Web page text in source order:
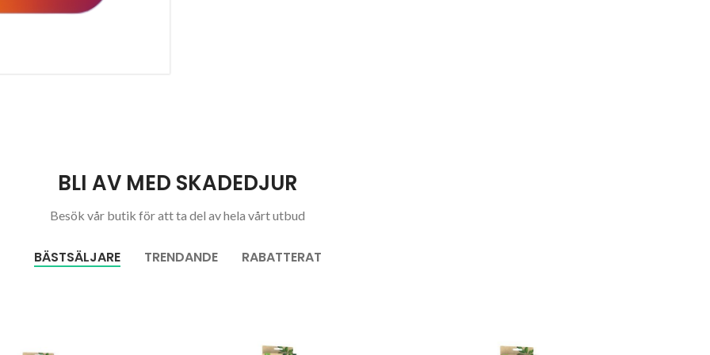
BLI AV MED SKADEDJUR
Besök vår butik för att ta del av hela vårt utbud
BÄSTSÄLJARE TRENDANDE RABATTERAT